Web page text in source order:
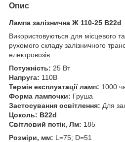
Опис
Лампа залізнична Ж 110-25 B22d
Використовуються для місцевого
рухомого складу залізничного
електровозів
Потужність: 25 Вт
Напруга: 110В
Термін експлуатації ламп: 1000
Форма лампочки: Груша
Застосування освітлення: Для
Цоколь: B22d
Світловий потік, Лм: 185
Розміри, мм: L=75; D=51